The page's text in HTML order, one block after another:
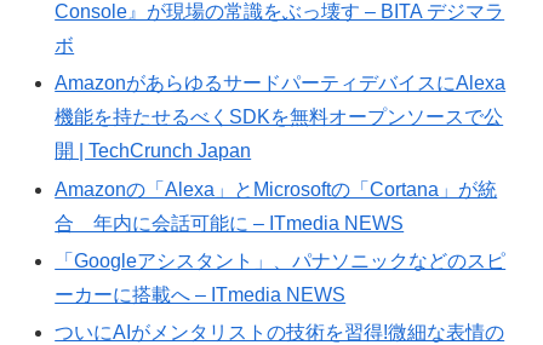
Console』が現場の常識をぶっ壊す – BITA デジマラ
ボ
AmazonがあらゆるサードパーティデバイスにAlexa
機能を持たせるべくSDKを無料オープンソースで公
開 | TechCrunch Japan
Amazonの「Alexa」とMicrosoftの「Cortana」が統
合 年内に会話可能に – ITmedia NEWS
「Googleアシスタント」、パナソニックなどのスピ
ーカーに搭載へ – ITmedia NEWS
ついにAIがメンタリストの技術を習得!微細な表情の